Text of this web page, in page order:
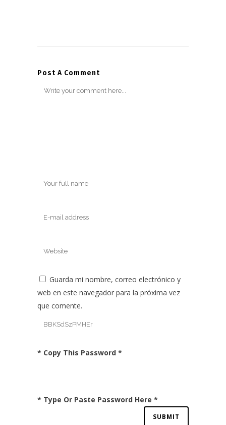
Post A Comment
Guarda mi nombre, correo electrónico y
web en este navegador para la próxima vez
que comente.
* Copy This Password *
* Type Or Paste Password Here *